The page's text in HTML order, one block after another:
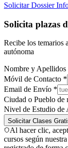
Solicitar Dossier
Solicita plazas
Recibe los temarios
autónoma
Nombre y Apellidos
Móvil de Contacto *
Email de Envío *
Ciudad o Pueblo de
Nivel de Estudio de
Solicitar Clases
Al hacer clic,
cursos según nuestra